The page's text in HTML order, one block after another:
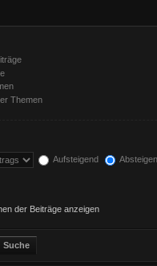
Themen
Aufsteigend
der Beiträge anzeigen